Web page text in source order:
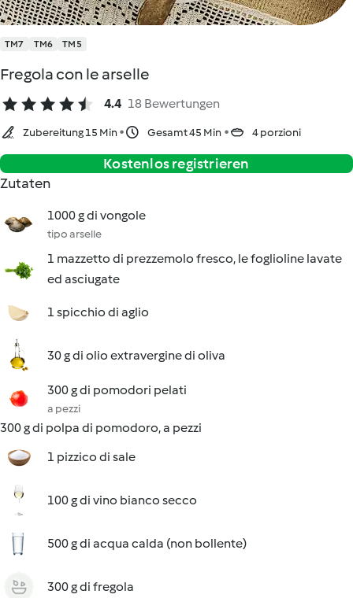
TM7 TM6 TM5
Fregola con le arselle
4.4 18 Bewertungen
Zubereitung 15 Min Gesamt 45 Min 4 porzioni
Kostenlos registrieren
Zutaten
1000 g di vongole
tipo arselle
1 mazzetto di prezzemolo fresco, le foglioline lavate
ed asciugate
1 spicchio di aglio
30 g di olio extravergine di oliva
300 g di pomodori pelati
a pezzi
300 g di polpa di pomodoro, a pezzi
1 pizzico di sale
100 g di vino bianco secco
500 g di acqua calda (non bollente)
300 g di fregola